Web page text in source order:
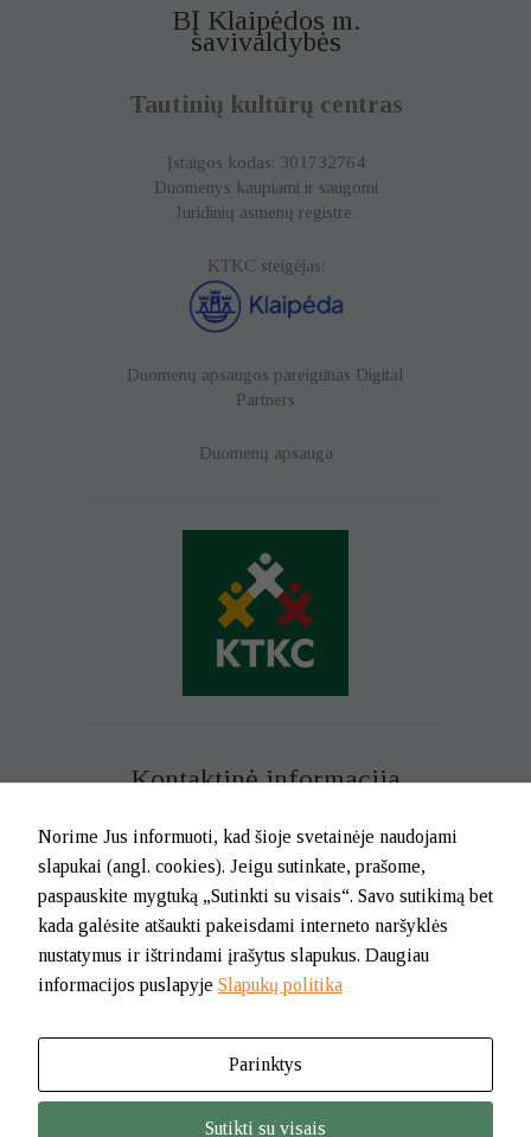
BĮ Klaipėdos m.
savivaldybės
Tautinių kultūrų centras
Įstaigos kodas: 301732764
Duomenys kaupiami ir saugomi
Juridinių asmenų registre.
KTKC steigėjas:
Duomenų apsaugos pareigūnas Digital
Partners
Duomenų apsauga
Kontaktinė informacija
Mob. tel. +370 699 73 229
Tel. (0-46) 21 02 83
El.p. info@klaipedatkc.lt
K. Donelaičio g. 6B, Klaipėda
I-V nuo 8.00 iki 17.00.
© 2026. BĮ Klaipėdos m. savivaldybės Tautinių kultūrų centras
Norime Jus informuoti, kad šioje svetainėje naudojami
slapukai (angl. cookies). Jeigu sutinkate, prašome,
paspauskite mygtuką „Sutinkti su visais“. Savo sutikimą bet
kada galėsite atšaukti pakeisdami interneto naršyklės
nustatymus ir ištrindami įrašytus slapukus. Daugiau
informacijos puslapyje Slapukų politika
Parinktys
Sutikti su visais